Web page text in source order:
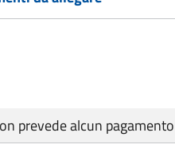
prevede alcun pagamento